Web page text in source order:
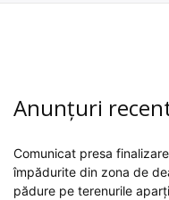
Anunțuri
Comunicat presa
împădurite din zona de
pădure pe terenurile